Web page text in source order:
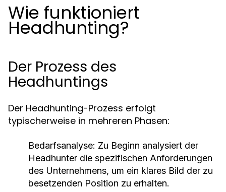
Wie funktioniert
Headhunting?
Der Prozess des
Headhuntings
Der Headhunting-Prozess erfolgt
typischerweise in mehreren Phasen:
Bedarfsanalyse: Zu Beginn analysiert der
Headhunter die spezifischen Anforderungen
des Unternehmens, um ein klares Bild der zu
besetzenden Position zu erhalten.